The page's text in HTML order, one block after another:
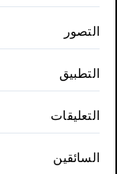
التصور
التطبيق
التعليقات
السائقين